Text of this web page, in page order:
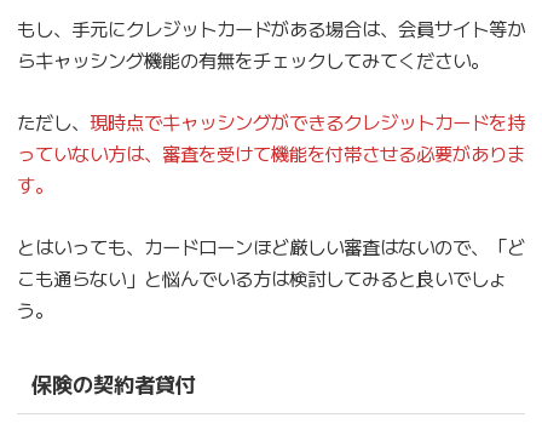
もし、手元にクレジットカードがある場合は、会員サイト等か
らキャッシング機能の有無をチェックしてみてください。
ただし、 現時点でキャッシングができるクレジットカードを持
っていない方は、審査を受けて機能を付帯させる必要がありま
す。
とはいっても、カードローンほど厳しい審査はないので、「ど
こも通らない」と悩んでいる方は検討してみると良いでしょ
う。
保険の契約者貸付